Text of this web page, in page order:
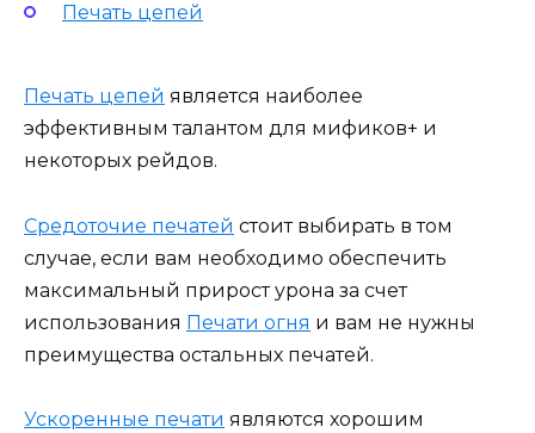
Печать цепей
Печать цепей является наиболее
эффективным талантом для мификов+ и
некоторых рейдов.
Средоточие печатей стоит выбирать в том
случае, если вам необходимо обеспечить
максимальный прирост урона за счет
использования Печати огня и вам не нужны
преимущества остальных печатей.
Ускоренные печати являются хорошим